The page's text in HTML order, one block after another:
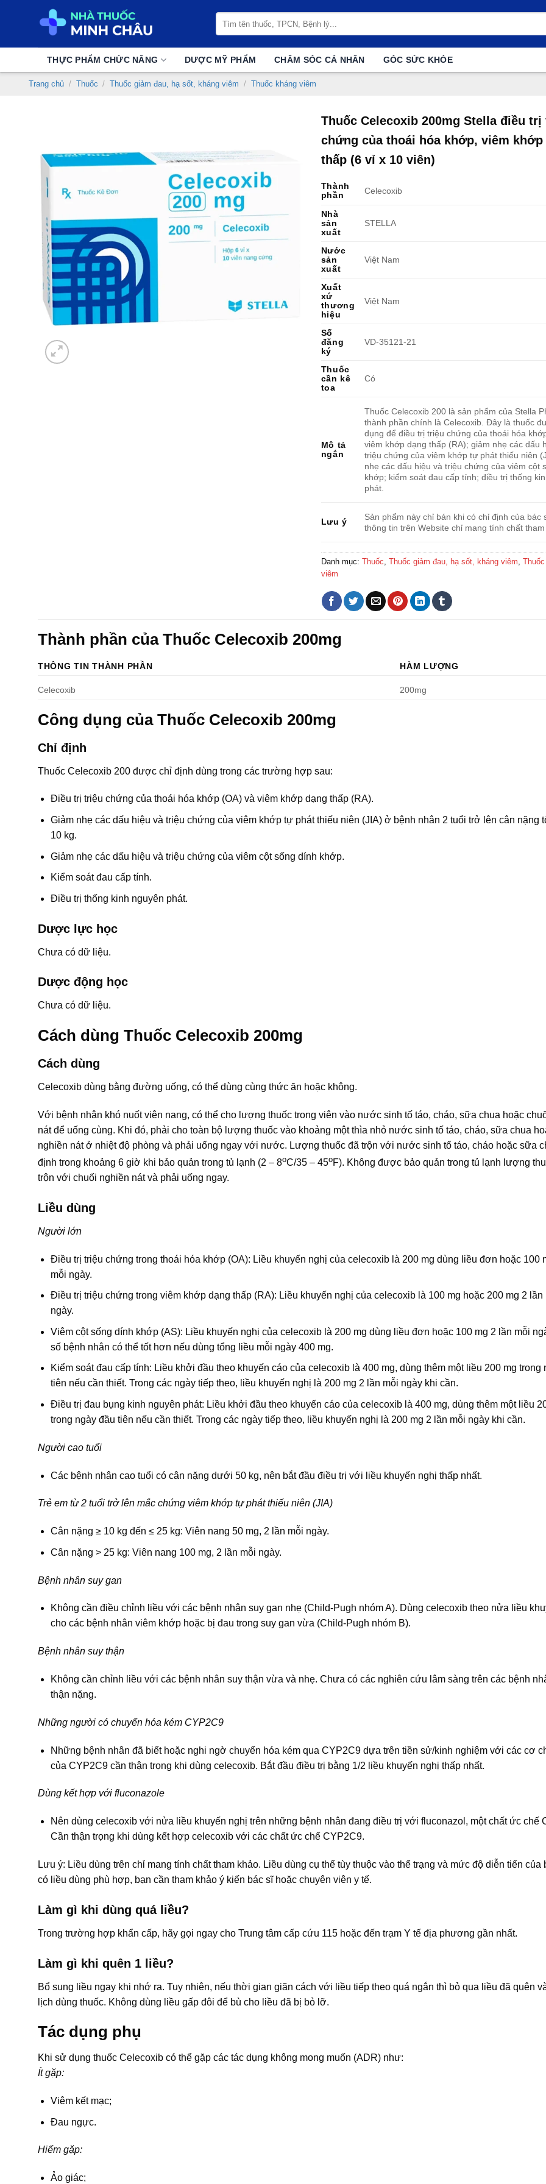
kiếm:
THỰC PHẨM CHỨC NĂNG DƯỢC MỸ PHẨM CHĂM SÓC CÁ NHÂN GÓC SỨC KHỎE
Trang chủ / Thuốc / Thuốc giảm đau, hạ sốt, kháng viêm / Thuốc kháng viêm
Thuốc Celecoxib 200mg Stella điều trị
chứng của thoái hóa khớp, viêm khớp
thấp (6 vỉ x 10 viên)
Thành
phần
Celecoxib
Nhà
sản
xuất
STELLA
Nước
sản
xuất
Việt Nam
Xuất
xứ
thương
hiệu
Việt Nam
Số
đăng
ký
VD-35121-21
Thuốc
cần kê
toa
Có
Mô tả
ngắn
Thuốc Celecoxib 200 là sản phẩm của Stella
thành phần chính là Celecoxib. Đây là thuốc
dụng để điều trị triệu chứng của thoái hóa
viêm khớp dạng thấp (RA); giảm nhẹ các dấu
triệu chứng của viêm khớp tự phát thiếu niên
nhẹ các dấu hiệu và triệu chứng của viêm cột
khớp; kiểm soát đau cấp tính; điều trị thống
phát.
Lưu ý
Sản phẩm này chỉ bán khi có chỉ định của bác
thông tin trên Website chỉ mang tính chất tham
Danh mục: Thuốc, Thuốc giảm đau, hạ sốt, kháng viêm,
viêm
Thành phần của Thuốc Celecoxib 200mg
THÔNG TIN THÀNH PHẦN HÀM LƯỢNG
Celecoxib 200mg
Công dụng của Thuốc Celecoxib 200mg
Chỉ định
Thuốc Celecoxib 200 được chỉ định dùng trong các trường hợp sau:
Điều trị triệu chứng của thoái hóa khớp (OA) và viêm khớp dạng thấp (RA).
Giảm nhẹ các dấu hiệu và triệu chứng của viêm khớp tự phát thiếu niên (JIA) ở bệnh nhân 2 tuổi trở lên cân nặng
10 kg.
Giảm nhẹ các dấu hiệu và triệu chứng của viêm cột sống dính khớp.
Kiểm soát đau cấp tính.
Điều trị thống kinh nguyên phát.
Dược lực học
Chưa có dữ liệu.
Dược động học
Chưa có dữ liệu.
Cách dùng Thuốc Celecoxib 200mg
Cách dùng
Celecoxib dùng bằng đường uống, có thể dùng cùng thức ăn hoặc không.
Với bệnh nhân khó nuốt viên nang, có thể cho lượng thuốc trong viên vào nước sinh tố táo, cháo, sữa chua hoặc
nát để uống cùng. Khi đó, phải cho toàn bộ lượng thuốc vào khoảng một thìa nhỏ nước sinh tố táo, cháo, sữa chua
nghiền nát ở nhiệt độ phòng và phải uống ngay với nước. Lượng thuốc đã trộn với nước sinh tố táo, cháo hoặc sữa
định trong khoảng 6 giờ khi bảo quản trong tủ lạnh (2 – 8oC/35 – 45oF). Không được bảo quản trong tủ lạnh lượng
trộn với chuối nghiền nát và phải uống ngay.
Liều dùng
Người lớn
Điều trị triệu chứng trong thoái hóa khớp (OA): Liều khuyến nghị của celecoxib là 200 mg dùng liều đơn hoặc 100
mỗi ngày.
Điều trị triệu chứng trong viêm khớp dạng thấp (RA): Liều khuyến nghị của celecoxib là 100 mg hoặc 200 mg 2 lần
ngày.
Viêm cột sống dính khớp (AS): Liều khuyến nghị của celecoxib là 200 mg dùng liều đơn hoặc 100 mg 2 lần mỗi
số bệnh nhân có thể tốt hơn nếu dùng tổng liều mỗi ngày 400 mg.
Kiểm soát đau cấp tính: Liều khởi đầu theo khuyến cáo của celecoxib là 400 mg, dùng thêm một liều 200 mg trong
tiên nếu cần thiết. Trong các ngày tiếp theo, liều khuyến nghị là 200 mg 2 lần mỗi ngày khi cần.
Điều trị đau bụng kinh nguyên phát: Liều khởi đầu theo khuyến cáo của celecoxib là 400 mg, dùng thêm một liều
trong ngày đầu tiên nếu cần thiết. Trong các ngày tiếp theo, liều khuyến nghị là 200 mg 2 lần mỗi ngày khi cần.
Người cao tuổi
Các bệnh nhân cao tuổi có cân nặng dưới 50 kg, nên bắt đầu điều trị với liều khuyến nghị thấp nhất.
Trẻ em từ 2 tuổi trở lên mắc chứng viêm khớp tự phát thiếu niên (JIA)
Cân nặng ≥ 10 kg đến ≤ 25 kg: Viên nang 50 mg, 2 lần mỗi ngày.
Cân nặng > 25 kg: Viên nang 100 mg, 2 lần mỗi ngày.
Bệnh nhân suy gan
Không cần điều chỉnh liều với các bệnh nhân suy gan nhẹ (Child-Pugh nhóm A). Dùng celecoxib theo nửa liều
cho các bệnh nhân viêm khớp hoặc bị đau trong suy gan vừa (Child-Pugh nhóm B).
Bệnh nhân suy thận
Không cần chỉnh liều với các bệnh nhân suy thận vừa và nhẹ. Chưa có các nghiên cứu lâm sàng trên các bệnh
thận nặng.
Những người có chuyển hóa kém CYP2C9
Những bệnh nhân đã biết hoặc nghi ngờ chuyển hóa kém qua CYP2C9 dựa trên tiền sử/kinh nghiệm với các cơ
của CYP2C9 cần thận trọng khi dùng celecoxib. Bắt đầu điều trị bằng 1/2 liều khuyến nghị thấp nhất.
Dùng kết hợp với fluconazole
Nên dùng celecoxib với nửa liều khuyến nghị trên những bệnh nhân đang điều trị với fluconazol, một chất ức chế
Cần thận trọng khi dùng kết hợp celecoxib với các chất ức chế CYP2C9.
Lưu ý: Liều dùng trên chỉ mang tính chất tham khảo. Liều dùng cụ thể tùy thuộc vào thể trạng và mức độ diễn tiến của
có liều dùng phù hợp, bạn cần tham khảo ý kiến bác sĩ hoặc chuyên viên y tế.
Làm gì khi dùng quá liều?
Trong trường hợp khẩn cấp, hãy gọi ngay cho Trung tâm cấp cứu 115 hoặc đến trạm Y tế địa phương gần nhất.
Làm gì khi quên 1 liều?
Bổ sung liều ngay khi nhớ ra. Tuy nhiên, nếu thời gian giãn cách với liều tiếp theo quá ngắn thì bỏ qua liều đã quên
lịch dùng thuốc. Không dùng liều gấp đôi để bù cho liều đã bị bỏ lỡ.
Tác dụng phụ
Khi sử dụng thuốc Celecoxib có thể gặp các tác dụng không mong muốn (ADR) như:
Ít gặp:
Viêm kết mạc;
Đau ngực.
Hiếm gặp:
Ảo giác;